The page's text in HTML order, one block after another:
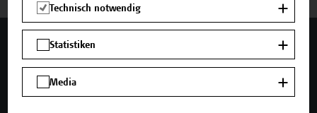
Mehr Infos gewünscht?
Technisch notwendig
Statistiken
Media